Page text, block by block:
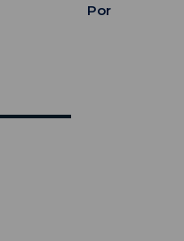
Por